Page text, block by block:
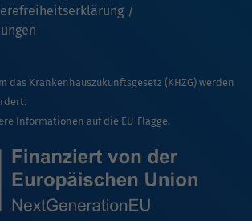
das Krankenhauszukunftsgesetz (KHZG) werden
Informationen auf die EU-Flagge.